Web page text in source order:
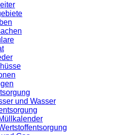
und Wasser